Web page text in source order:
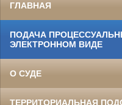
ГЛАВНАЯ
ПОДАЧА
ЭЛЕКТРОННОМ ВИДЕ
О СУДЕ
ТЕРРИТОРИАЛЬНАЯ